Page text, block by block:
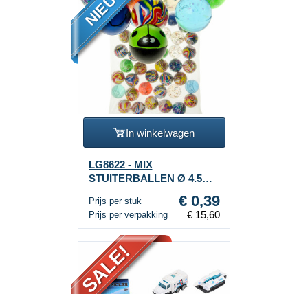
In winkelwagen
LG8622 - MIX
STUITERBALLEN Ø 4.5
Prijs per stuk € 0,39
Prijs per verpakking € 15,60
SALE!